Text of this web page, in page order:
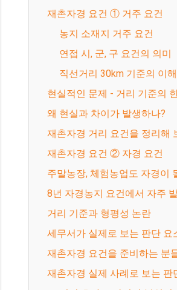
재촌자경 요건 ① 거주 요건
농지 소재지 거주 요건
연접 시, 군, 구 요건의 의미
직선거리 30km 기준의 이해
현실적인 문제 - 거리 기준의
왜 현실과 차이가 발생하나?
재촌자경 거리 요건을 정리해
재촌자경 요건 ② 자경 요건
주말농장, 체험농업도 자경이
8년 자경농지 요건에서 자주
거리 기준과 형평성 논란
세무서가 실제로 보는 판단 요
재촌자경 요건을 준비하는 분
재촌자경 실제 사례로 보는 판